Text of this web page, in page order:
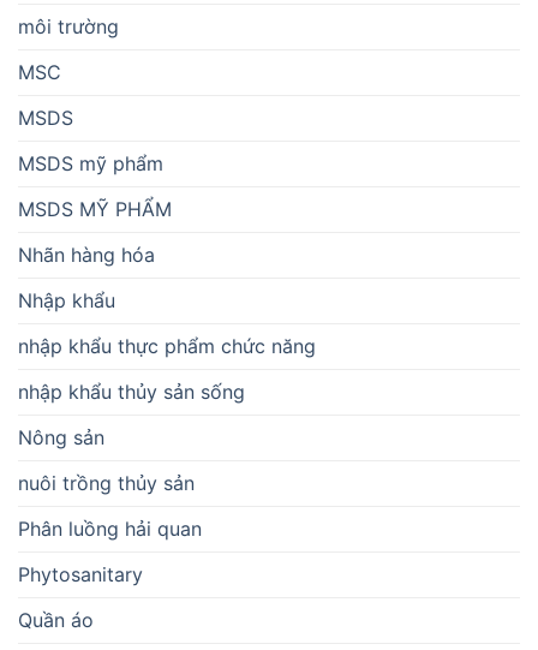
môi trường
MSC
MSDS
MSDS mỹ phẩm
MSDS MỸ PHẨM
Nhãn hàng hóa
Nhập khẩu
nhập khẩu thực phẩm chức năng
nhập khẩu thủy sản sống
Nông sản
nuôi trồng thủy sản
Phân luồng hải quan
Phytosanitary
Quần áo